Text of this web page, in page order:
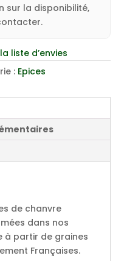
sur la disponibilité,
liste d’envies
: Epices
de chanvre
dans nos
à partir de graines
Françaises.